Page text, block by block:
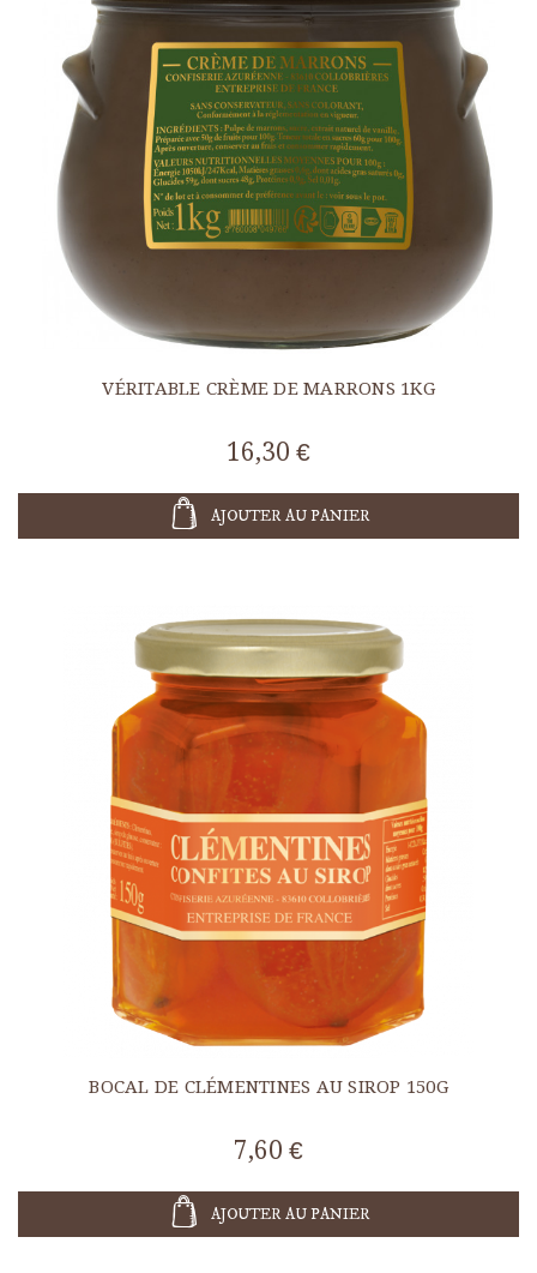
VÉRITABLE CRÈME DE MARRONS 1KG
16,30 €
AJOUTER AU PANIER
BOCAL DE CLÉMENTINES AU SIROP 150G
7,60 €
AJOUTER AU PANIER